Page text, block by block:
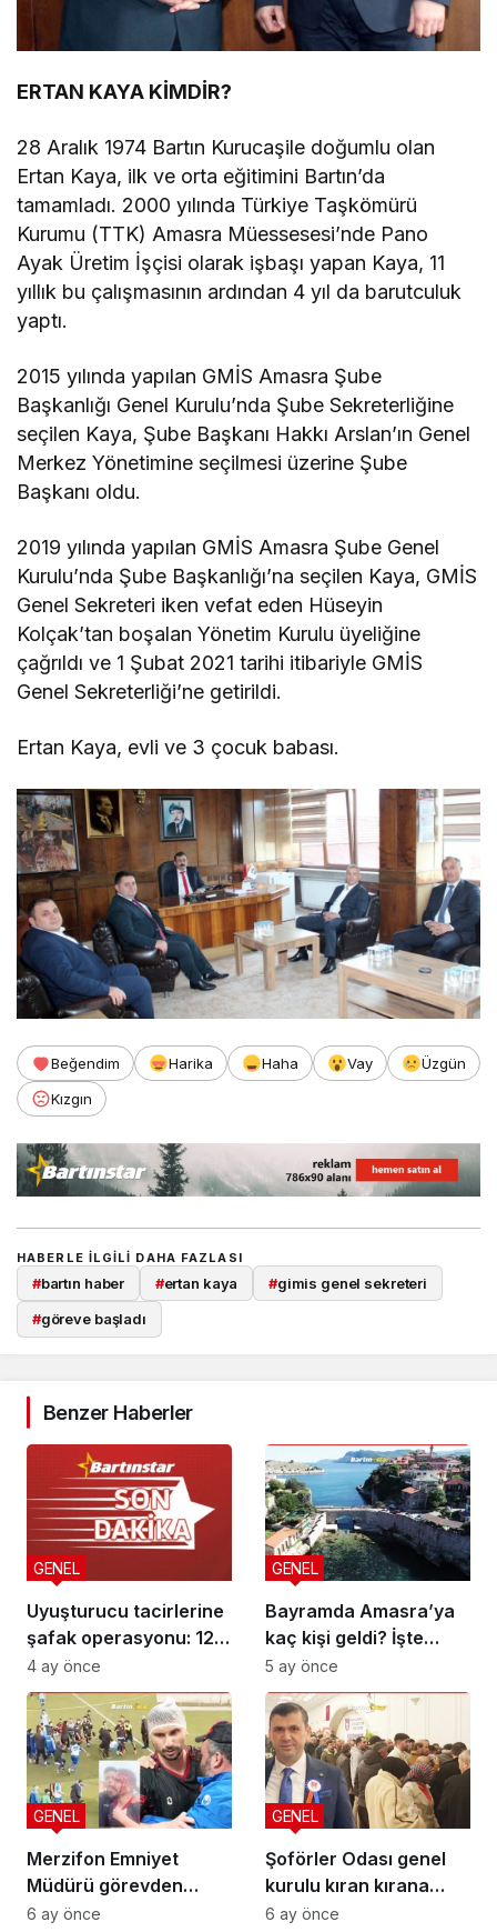
ERTAN KAYA KİMDİR?
28 Aralık 1974 Bartın Kurucaşile doğumlu olan
Ertan Kaya, ilk ve orta eğitimini Bartın’da
tamamladı. 2000 yılında Türkiye Taşkömürü
Kurumu (TTK) Amasra Müessesesi’nde Pano
Ayak Üretim İşçisi olarak işbaşı yapan Kaya, 11
yıllık bu çalışmasının ardından 4 yıl da barutculuk
yaptı.
2015 yılında yapılan GMİS Amasra Şube
Başkanlığı Genel Kurulu’nda Şube Sekreterliğine
seçilen Kaya, Şube Başkanı Hakkı Arslan’ın Genel
Merkez Yönetimine seçilmesi üzerine Şube
Başkanı oldu.
2019 yılında yapılan GMİS Amasra Şube Genel
Kurulu’nda Şube Başkanlığı’na seçilen Kaya, GMİS
Genel Sekreteri iken vefat eden Hüseyin
Kolçak’tan boşalan Yönetim Kurulu üyeliğine
çağrıldı ve 1 Şubat 2021 tarihi itibariyle GMİS
Genel Sekreterliği’ne getirildi.
Ertan Kaya, evli ve 3 çocuk babası.
Beğendim Harika Haha Vay
Üzgün
Kızgın
HABERLE ILGILI DAHA FAZLASI
#bartın haber #ertan kaya #gimis genel sekreteri
#göreve başladı
Benzer Haberler
Uyuşturucu tacirlerine
şafak operasyonu: 12
gözaltı
GENEL
4 ay önce
Bayramda Amasra’ya
kaç kişi geldi? İşte
rakamlar
GENEL
5 ay önce
Merzifon Emniyet
Müdürü görevden
alınmalı
GENEL
6 ay önce
Şoförler Odası genel
kurulu kıran kırana
geçti! İşte sonuç
GENEL
6 ay önce